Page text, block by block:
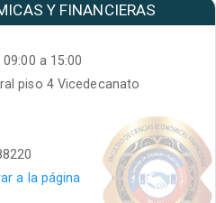
Y FINANCIERAS
a 15:00
piso 4 Vicedecanato
a la página